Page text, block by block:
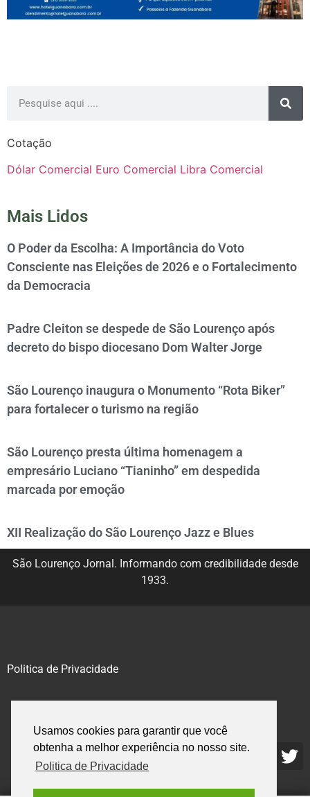
Usamos cookies para garantir que você
obtenha a melhor experiência no nosso site.
Politica de Privacidade
Cotação
Dólar Comercial Euro Comercial Libra Comercial
Mais Lidos
O Poder da Escolha: A Importância do Voto
Consciente nas Eleições de 2026 e o Fortalecimento
da Democracia
Padre Cleiton se despede de São Lourenço após
decreto do bispo diocesano Dom Walter Jorge
São Lourenço inaugura o Monumento “Rota Biker”
para fortalecer o turismo na região
São Lourenço presta última homenagem a
empresário Luciano “Tianinho” em despedida
marcada por emoção
XII Realização do São Lourenço Jazz e Blues
São Lourenço Jornal. Informando com credibilidade desde
1933.
Politica de Privacidade